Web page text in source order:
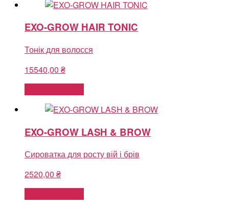
EXO-GROW HAIR TONIC
Тонік для волосся
15540,00 ₴
EXO-GROW LASH & BROW
Сироватка для росту вій і брів
2520,00 ₴